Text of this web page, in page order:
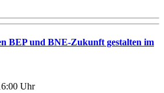
BEP und BNE-Zukunft gestalten im
Uhr